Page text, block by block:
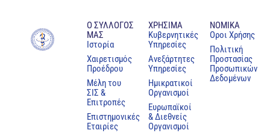
Ο ΣΥΛΛΟΓΟΣ
ΜΑΣ
Ιστορία
Χαιρετισμός
Προέδρου
Μέλη του
ΣΙΣ &
Επιτροπές
Επιστημονικές
Εταιρίες
ΧΡΗΣΙΜΑ
Κυβερνητικές
Υπηρεσίες
Ανεξάρτητες
Υπηρεσίες
Ημικρατικοί
Οργανισμοί
Ευρωπαϊκοί
& Διεθνείς
Οργανισμοί
NOMIKA
Oροι Χρήσης
Πολιτική
Προστασίας
Προσωπικών
Δεδομένων